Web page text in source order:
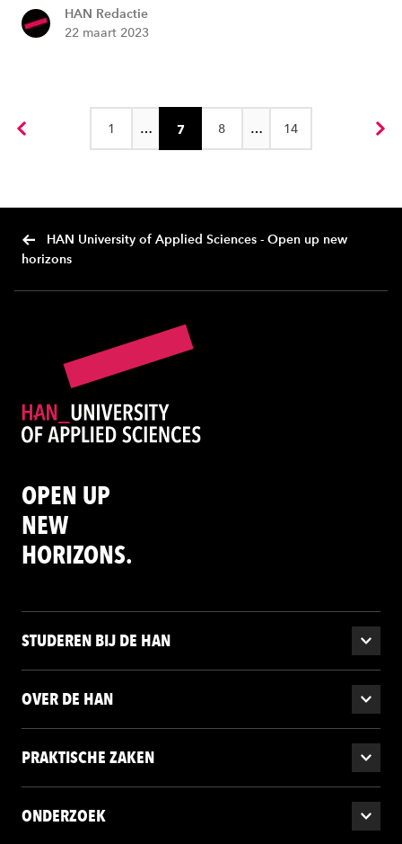
HAN Redactie
22 maart 2023
1 … 7 8 … 14
HAN University of Applied Sciences - Open up new
horizons
OPEN UP
NEW
HORIZONS.
STUDEREN BIJ DE HAN
OVER DE HAN
PRAKTISCHE ZAKEN
ONDERZOEK